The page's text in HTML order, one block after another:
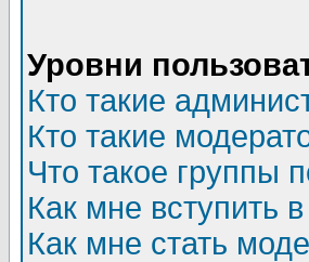
Уровни
Кто такие
Кто такие
Что такое группы
Как мне вступить
Как мне стать